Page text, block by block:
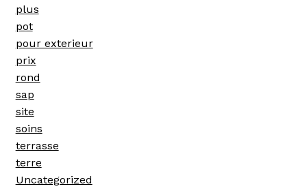
plus
pot
pour exterieur
prix
rond
sap
site
soins
terrasse
terre
Uncategorized